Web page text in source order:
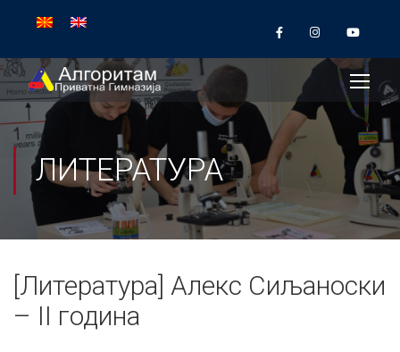
ЛИТЕРАТУРА
[Литература] Алекс Сиљаноски
– II година